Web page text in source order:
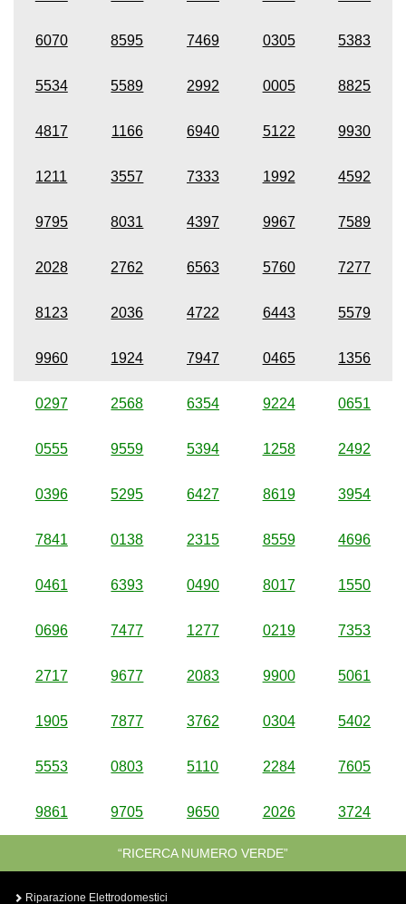
6070 8595 7469 0305 5383
5534 5589 2992 0005 8825
4817 1166 6940 5122 9930
1211 3557 7333 1992 4592
9795 8031 4397 9967 7589
2028 2762 6563 5760 7277
8123 2036 4722 6443 5579
9960 1924 7947 0465 1356
0297 2568 6354 9224 0651
0555 9559 5394 1258 2492
0396 5295 6427 8619 3954
7841 0138 2315 8559 4696
0461 6393 0490 8017 1550
0696 7477 1277 0219 7353
2717 9677 2083 9900 5061
1905 7877 3762 0304 5402
5553 0803 5110 2284 7605
9861 9705 9650 2026 3724
“RICERCA NUMERO VERDE”
Riparazione Elettrodomestici